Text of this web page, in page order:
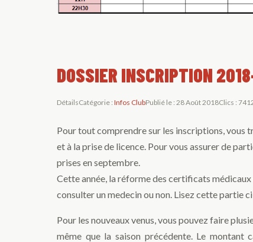
DOSSIER INSCRIPTION
DétailsCatégorie : Infos ClubPublié le : 28 Août 2018Clics :
Pour tout comprendre sur les inscriptions, vous
et à la prise de licence. Pour vous assurer de
prises en septembre.
Cette année, la réforme des certificats
consulter un medecin ou non. Lisez cette partie
Pour les nouveaux venus, vous pouvez faire
même que la saison précédente. Le